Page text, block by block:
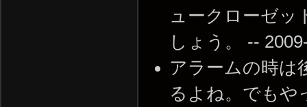
ュークローゼ
しょう。 --
アラームの時は
るよね。でもや